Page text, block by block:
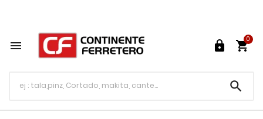
  
0
